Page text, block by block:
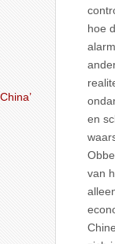
hoe
en
van